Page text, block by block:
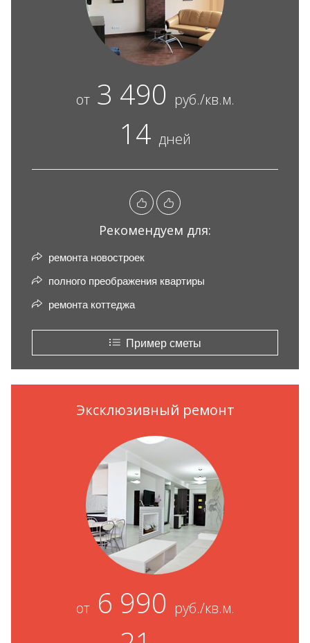
от3 490 руб./кв.м.
14 дней
Рекомендуем для:
ремонта новостроек
полного преображения квартиры
ремонта коттеджа
Пример сметы
Эксклюзивный ремонт
от6 990 руб./кв.м.